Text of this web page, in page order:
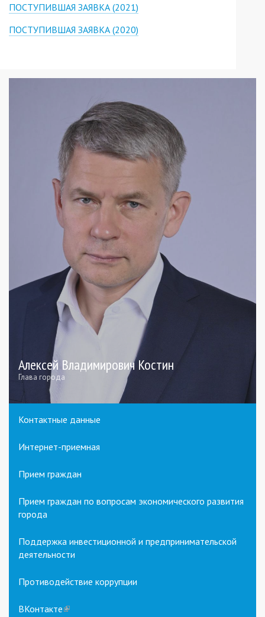
ПОСТУПИВШАЯ ЗАЯВКА (2021)
ПОСТУПИВШАЯ ЗАЯВКА (2020)
Алексей Владимирович Костин
Глава города
Контактные данные
Интернет-приемная
Прием граждан
Прием граждан по вопросам экономического развития
города
Поддержка инвестиционной и предпринимательской
деятельности
Противодействие коррупции
ВКонтакте(link